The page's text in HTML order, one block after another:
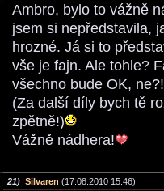
Ambro, bylo to vážně
jsem si nepředstavila,
hrozné. Já si to
vše je fajn. Ale tohle?
všechno bude OK, ne?!
(Za další díly bych tě
zpětně!)
Vážně nádhera!
21) Silvaren (17.08.2010 15:46)